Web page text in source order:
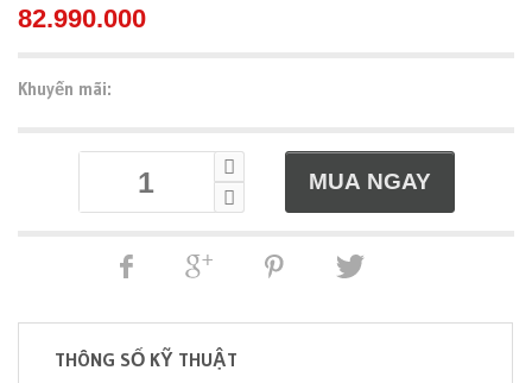
82.990.000
Khuyến mãi:
THÔNG SỐ KỸ THUẬT